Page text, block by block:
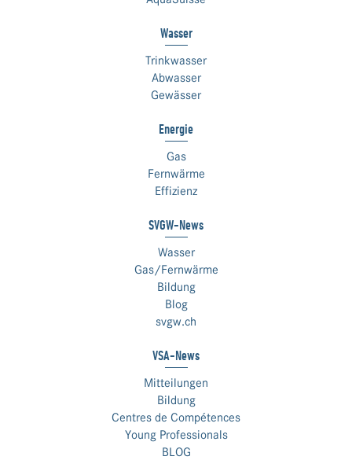
Wasser
Trinkwasser
Abwasser
Gewässer
Energie
Gas
Fernwärme
Effizienz
SVGW-News
Wasser
Gas/Fernwärme
Bildung
Blog
svgw.ch
VSA-News
Mitteilungen
Bildung
Centres de Compétences
Young Professionals
BLOG